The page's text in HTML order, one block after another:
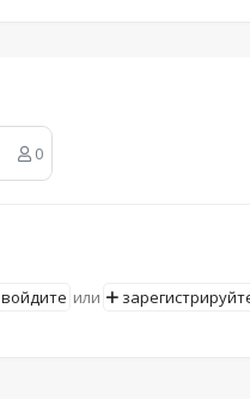
0
войдите или